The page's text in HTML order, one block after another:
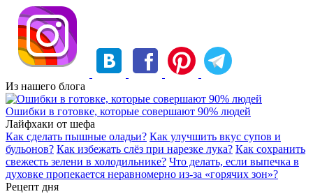
Из нашего блога
Ошибки в готовке, которые совершают 90% людей
Лайфхаки от шефа
Как сделать пышные оладьи? Как улучшить вкус супов и
бульонов? Как избежать слёз при нарезке лука? Как сохранить
свежесть зелени в холодильнике? Что делать, если выпечка в
духовке пропекается неравномерно из-за «горячих зон»?
Рецепт дня